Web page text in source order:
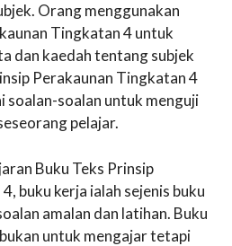
Orang menggunakan
Tingkatan 4 untuk
dan kaedah tentang subjek
Perakaunan Tingkatan 4
soalan-soalan untuk menguji
pelajar.
Buku Teks Prinsip
buku kerja ialah sejenis buku
amalan dan latihan. Buku
untuk mengajar tetapi